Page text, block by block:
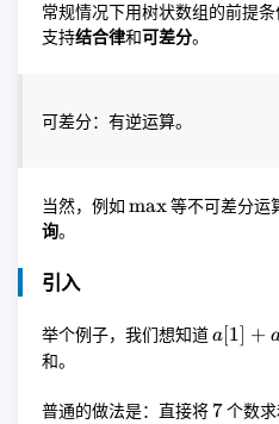
常规情况下用树状数组的前提
支持结合律和可差分。
可差分：有逆运算。
当然，例如 \max
max等不可差分运
询。
引入
举个例子，我们想知道a[1] +
+ a[7]
a 1 +
和。
普通的做法是：直接将 7
7个数求